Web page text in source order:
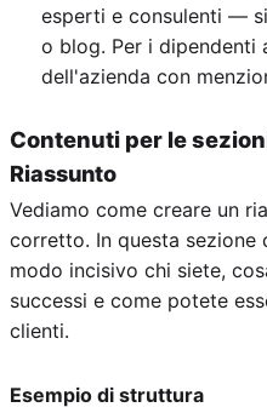
esperti e consulenti —
o blog. Per i
dell'azienda con
Contenuti per le
Riassunto
Vediamo come creare un
corretto. In questa sezione
modo incisivo chi siete,
successi e come potete
clienti.
Esempio di struttura